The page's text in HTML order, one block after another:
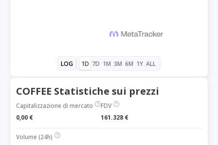
LOG 1D 7D 1M 3M 6M 1Y ALL
COFFEE Statistiche sui prezzi
Capitalizzazione di mercato
0,00 €
FDV
161.328 €
Volume (24h)